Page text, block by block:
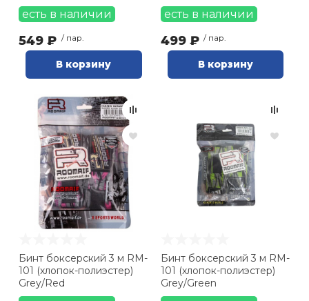
есть в наличии
549 ₽ / пар.
В корзину
есть в наличии
499 ₽ / пар.
В корзину
Бинт боксерский 3 м RM-
101 (хлопок-полиэстер)
Grey/Red
Бинт боксерский 3 м RM-
101 (хлопок-полиэстер)
Grey/Green